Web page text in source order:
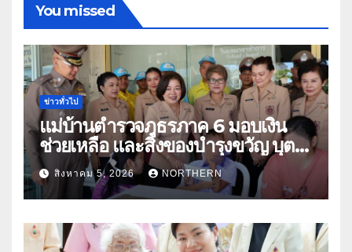
You missed
ข่าวทั่วไป
แม่บ้านตำรวจภูธรภาค 6 มอบเงิน
ช่วยเหลือ และสิ่งของบำรุงขวัญ บุตร-
ธิดา ข้าราชการตำรวจจังหวัด
อุทัยธานี
สิงหาคม 5, 2026 NORTHERN